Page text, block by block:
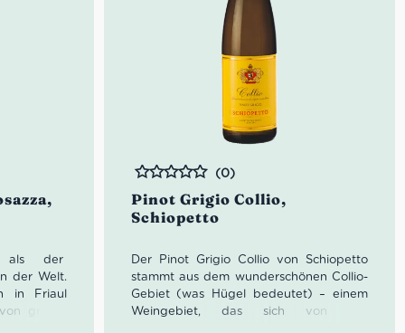
als der
der Welt.
in Friaul
großer
Pinot Grigio Collio,
Schiopetto
Bewertet
(0)
Der Pinot Grigio Collio von Schiopetto
stammt aus dem wunderschönen Collio-
Gebiet (was Hügel bedeutet) – einem
Weingebiet, das sich von der